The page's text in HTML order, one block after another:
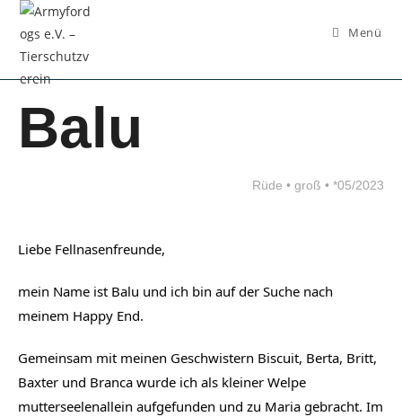
Menü
Balu
Rüde • groß • *05/2023
Liebe Fellnasenfreunde,
mein Name ist Balu und ich bin auf der Suche nach
meinem Happy End.
Gemeinsam mit meinen Geschwistern Biscuit, Berta, Britt,
Baxter und Branca wurde ich als kleiner Welpe
mutterseelenallein aufgefunden und zu Maria gebracht. Im